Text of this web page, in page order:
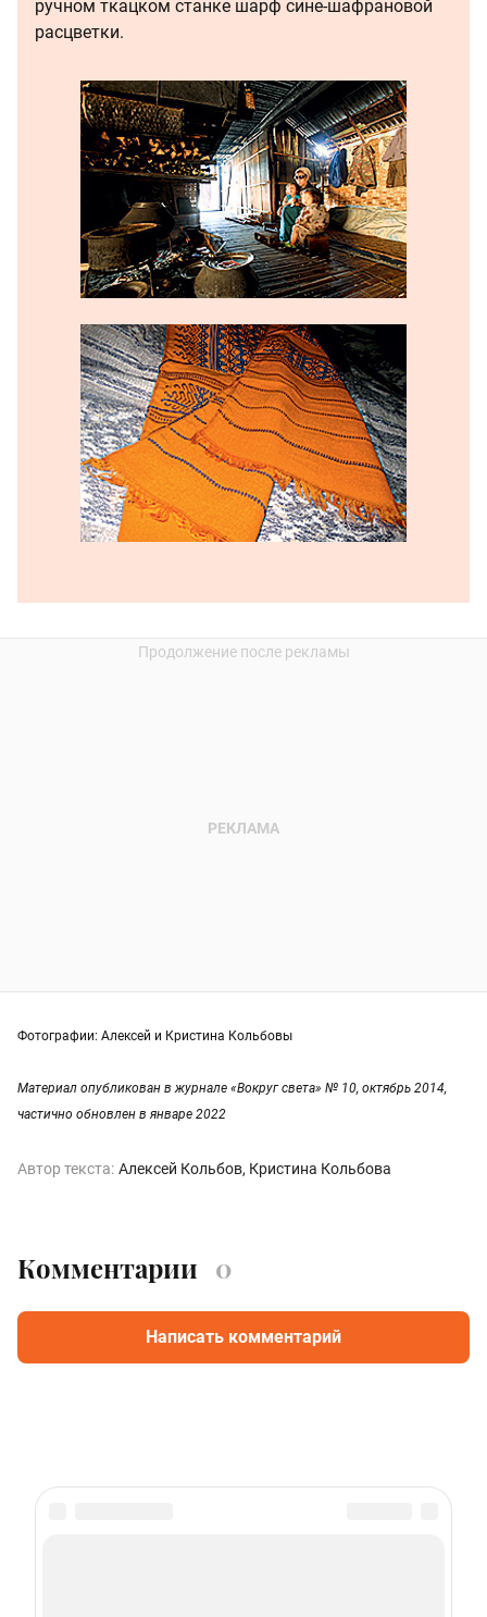
ручном ткацком станке шарф сине-шафрановой
расцветки.
Фотографии: Алексей и Кристина Кольбовы
Материал опубликован в журнале «Вокруг света» № 10, октябрь 2014,
частично обновлен в январе 2022
Автор текста: Алексей Кольбов Кристина Кольбова
Комментарии 0
Написать комментарий